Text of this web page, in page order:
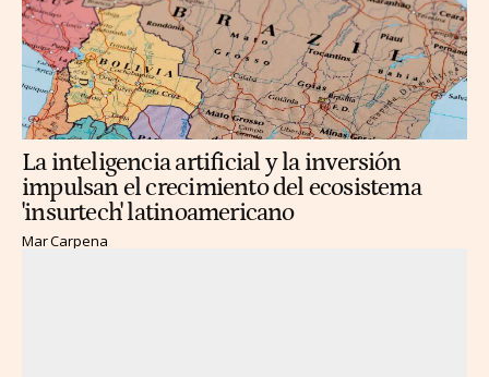
La inteligencia artificial y la inversión
impulsan el crecimiento del ecosistema
'insurtech' latinoamericano
Mar Carpena